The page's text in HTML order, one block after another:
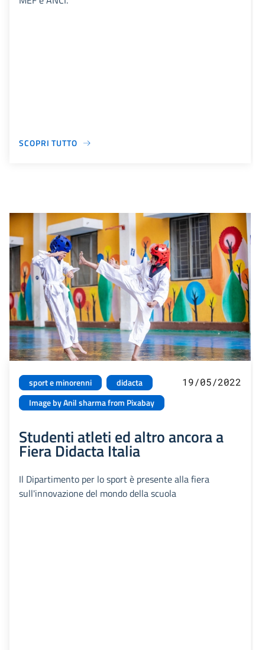
SCOPRI TUTTO
sport e minorenni
didacta
Image by Anil sharma from Pixabay
19/05/2022
Studenti atleti ed altro ancora a
Fiera Didacta Italia
Il Dipartimento per lo sport è presente alla fiera
sull'innovazione del mondo della scuola